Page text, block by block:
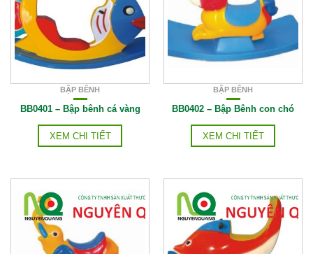
BẬP BÊNH
BB0401 – Bập bênh cá vàng
XEM CHI TIẾT
BẬP BÊNH
BB0402 – Bập Bênh con chó
XEM CHI TIẾT